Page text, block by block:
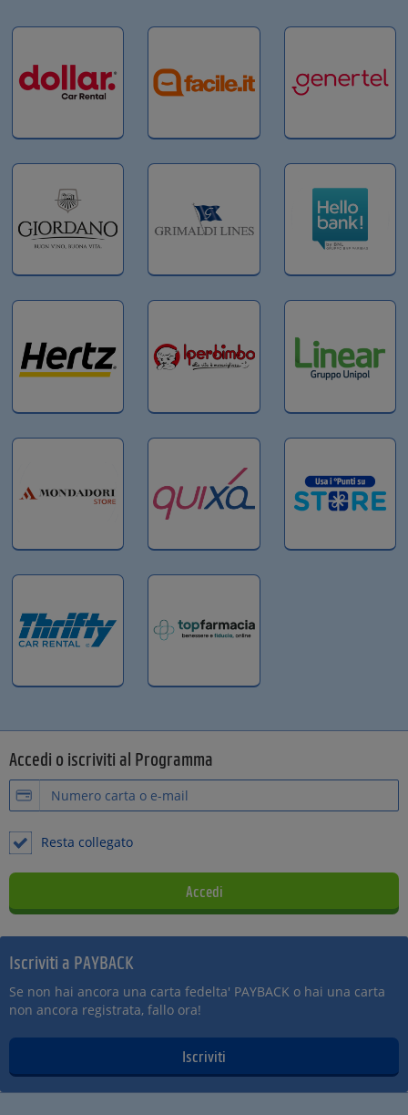
Accedi o iscriviti al Programma
Resta collegato
Iscriviti a PAYBACK
Se non hai ancora una carta fedelta' PAYBACK o hai una carta
non ancora registrata, fallo ora!
Iscriviti